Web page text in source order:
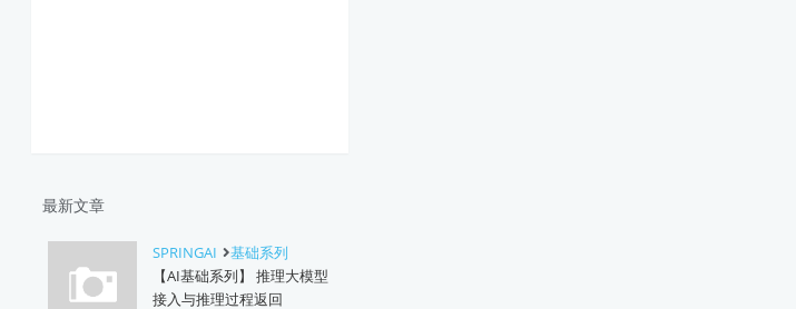
最新文章
SPRINGAI
基础系列
【AI基础系列】 推理大模型
接入与推理过程返回